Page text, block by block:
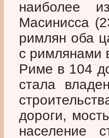
наиболее
Масинисса
римлян оба
с римлянами
Риме в 104
стала
дороги,
население